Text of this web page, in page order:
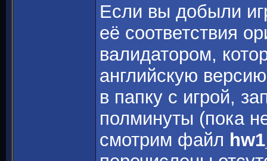
Если вы добыли
её соответствия
валидатором,
английскую
в папку с игрой,
полминуты (пока
смотрим файл